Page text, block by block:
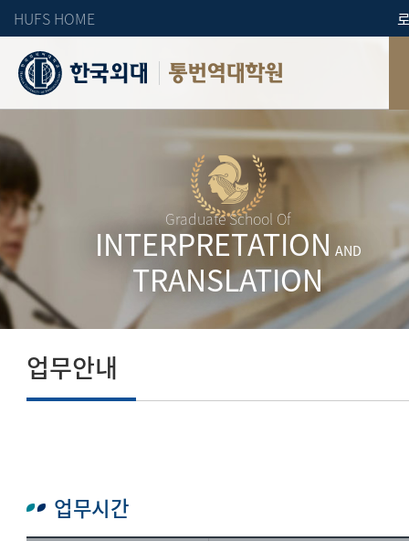
HUFS HOME
통번역대학원
Graduate School Of
INTERPRETATION AND
TRANSLATION
업무안내
업무시간